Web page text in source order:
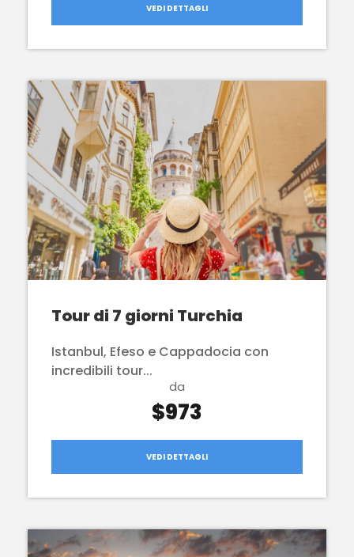
VEDI DETTAGLI
Tour di 7 giorni Turchia
Istanbul, Efeso e Cappadocia con
incredibili tour...
da
$973
VEDI DETTAGLI